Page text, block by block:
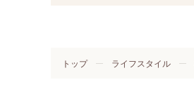
トップ ライフスタイル